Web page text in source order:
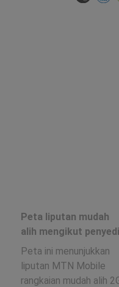
Peta liputan mudah
alih mengikut
Peta ini menunjukkan
liputan MTN Mobile
rangkaian mudah alih